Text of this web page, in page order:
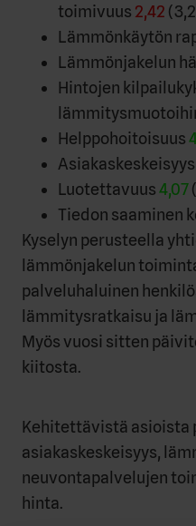
toimivuus 2,42
Lämmönkäytön
Lämmönjakelun
Hintojen
Helppohoitoisuus
Asiakaskeskeisyys
Luotettavuus4,07
Tiedon saaminen
Kyselyn perusteella
lämmönjakelun
palveluhaluinen
lämmitysratkaisu ja
Myös vuosi sitten
kiitosta.
Kehitettävistä asioista
asiakaskeskeisyys,
neuvontapalvelujen
hinta.